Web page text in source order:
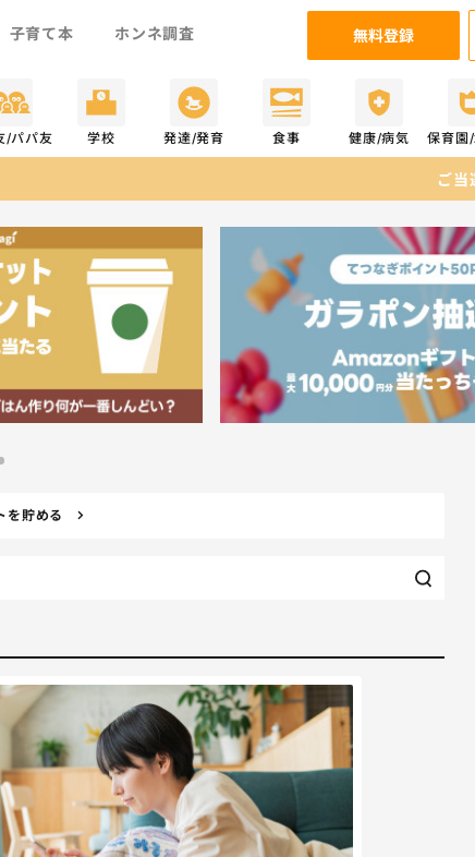
子育て本 ホンネ調査 無料登録
/パパ友 学校 発達/発育 食事 健康/病気 保育園
ご当選おめでとうございま
を貯める